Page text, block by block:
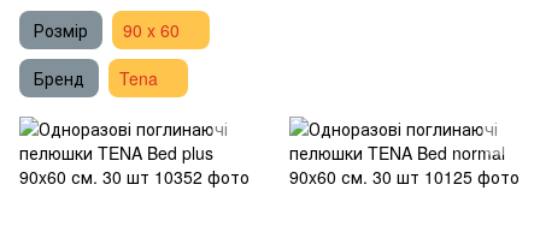
Розмір
90 x 60
Бренд
Tena